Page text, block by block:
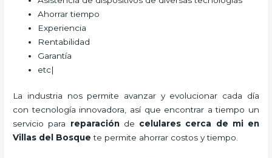
Ahorrar tiempo
Experiencia
Rentabilidad
Garantía
etc|
La industria nos permite avanzar y evolucionar cada día
con tecnología innovadora, así que encontrar a tiempo un
servicio para reparaciónde celulares cerca de mien
Villas del Bosque te permite ahorrar costos y tiempo.